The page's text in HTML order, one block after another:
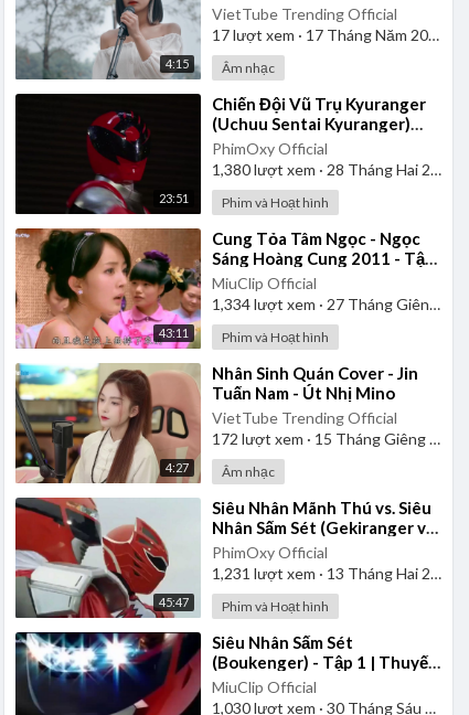
4:15
VietTube Trending Official
17lượt xem · 17 Tháng Năm 2026
Âm nhạc
23:51
⁣Chiến Đội Vũ Trụ Kyuranger
(Uchuu Sentai Kyuranger)
2017 - Tập 1 | Thuyết Minh
PhimOxy Official
1,380lượt xem · 28 Tháng Hai 2025
Phim và Hoạt hình
43:11
⁣Cung Tỏa Tâm Ngọc - Ngọc
Sáng Hoàng Cung 2011 - Tập
1 | Thuyết Minh
MiuClip Official
1,334lượt xem · 27 Tháng Giêng 2025
Phim và Hoạt hình
4:27
⁣Nhân Sinh Quán Cover - Jin
Tuấn Nam - Út Nhị Mino
VietTube Trending Official
172 lượt xem · 15 Tháng Giêng 2025
Âm nhạc
45:47
⁣Siêu Nhân Mãnh Thú vs. Siêu
Nhân Sấm Sét (Gekiranger vs.
Boukenger) 2008 | Vietsub
PhimOxy Official
1,231 lượt xem · 13 Tháng Hai 2025
Phim và Hoạt hình
⁣Siêu Nhân Sấm Sét
(Boukenger) - Tập 1 | Thuyết
Minh
MiuClip Official
1,030lượt xem · 30 Tháng Sáu 2025